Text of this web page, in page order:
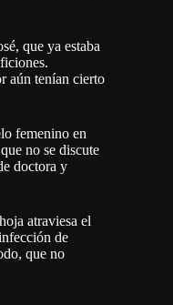
que ya estaba
aún tenían cierto
femenino en
no se discute
doctora y
atraviesa el
de
que no